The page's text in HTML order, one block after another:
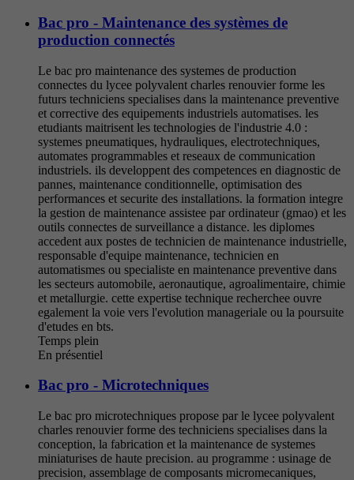
Bac pro - Maintenance des systèmes de
production connectés
Le bac pro maintenance des systemes de production
connectes du lycee polyvalent charles renouvier forme les
futurs techniciens specialises dans la maintenance preventive
et corrective des equipements industriels automatises. les
etudiants maitrisent les technologies de l'industrie 4.0 :
systemes pneumatiques, hydrauliques, electrotechniques,
automates programmables et reseaux de communication
industriels. ils developpent des competences en diagnostic de
pannes, maintenance conditionnelle, optimisation des
performances et securite des installations. la formation integre
la gestion de maintenance assistee par ordinateur (gmao) et les
outils connectes de surveillance a distance. les diplomes
accedent aux postes de technicien de maintenance industrielle,
responsable d'equipe maintenance, technicien en
automatismes ou specialiste en maintenance preventive dans
les secteurs automobile, aeronautique, agroalimentaire, chimie
et metallurgie. cette expertise technique recherchee ouvre
egalement la voie vers l'evolution manageriale ou la poursuite
d'etudes en bts.
Temps plein
En présentiel
Bac pro - Microtechniques
Le bac pro microtechniques propose par le lycee polyvalent
charles renouvier forme des techniciens specialises dans la
conception, la fabrication et la maintenance de systemes
miniaturises de haute precision. au programme : usinage de
precision, assemblage de composants micromecaniques,